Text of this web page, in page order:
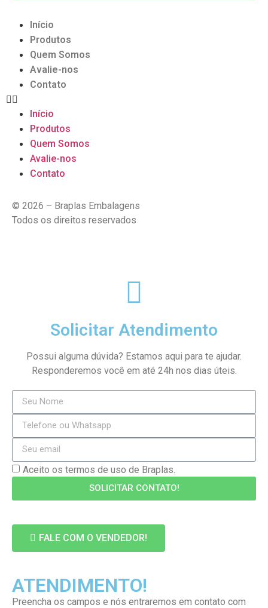
Início
Produtos
Quem Somos
Avalie-nos
Contato
Início
Produtos
Quem Somos
Avalie-nos
Contato
© 2026 – Braplas Embalagens
Todos os direitos reservados
Solicitar Atendimento
Possui alguma dúvida? Estamos aqui para te ajudar.
Responderemos você em até 24h nos dias úteis.
Aceito os termos de uso de Braplas.
SOLICITAR CONTATO!
FALE COM O VENDEDOR!
ATENDIMENTO!
Preencha os campos e nós entraremos em contato com